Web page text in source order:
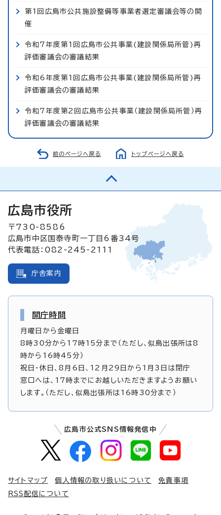
第1回広島市公共施設整備等事業者選定審議会等の開
催
令和7年度第1回広島市公共事業(建設関係局所管)再
評価審議会の審議結果
令和6年度第1回広島市公共事業(建設関係局所管)再
評価審議会の審議結果
令和7年度第2回広島市公共事業（建設関係局所管）再
評価審議会の審議結果
前のページへ戻る トップページへ戻る
広島市役所
〒730-8586
広島市中区国泰寺町一丁目6番34号
代表電話：082-245-2111
庁舎案内
開庁時間
月曜日から金曜日
8時30分から17時15分まで（ただし、似島出張所は8
時から16時45分）
祝日・休日、8月6日、12月29日から1月3日は閉庁
窓口へは、17時までにお越しいただきますようお願い
します。（ただし、似島出張所は16時30分まで）
広島市公式SNS情報発信中
サイトマップ 個人情報の取り扱いについて
免責事項
RSS配信について